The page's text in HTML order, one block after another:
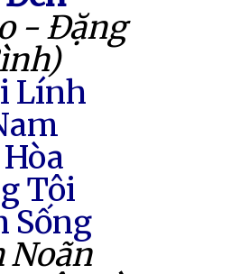
- Đặng
Lính
Tôi
Sống
Noãn